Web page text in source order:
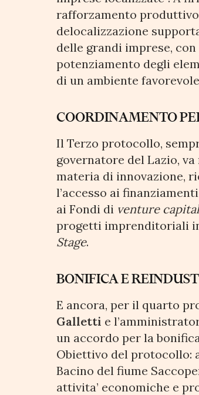
rafforzamento
delocalizzazione
delle grandi imprese,
potenziamento degli
di un ambiente
COORDINAMENTO
Il Terzo protocollo,
governatore delLazio, va
materia di innovazione,
l’accesso ai
ai Fondi di venture capital
progetti imprenditoriali
Stage.
BONIFICA E
E ancora, per il quarto
Galletti e
un accordo per la
Obiettivo del protocollo:
Bacino del fiume
attivita’ economiche e